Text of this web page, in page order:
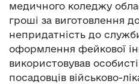
медичного коледжу
гроші за виготовлення
непридатність до
оформлення фейкової
використовував
посадовців військово-